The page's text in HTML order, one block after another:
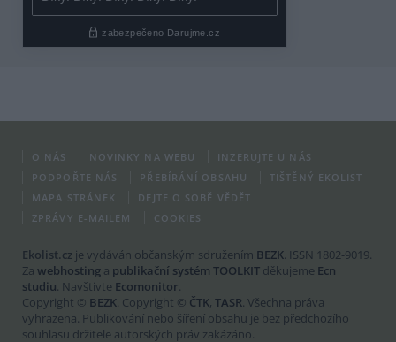
O NÁS NOVINKY NA WEBU
INZERUJTE U NÁS
PODPOŘTE NÁS
PŘEBÍRÁNÍ OBSAHU
TIŠTĚNÝ EKOLIST
MAPA STRÁNEK
DEJTE O SOBĚ VĚDĚT
ZPRÁVY E-MAILEM
COOKIES
Ekolist.cz je vydáván občanským sdružením BEZK. ISSN 1802-9019.
Za webhosting a publikační systém TOOLKIT děkujeme Ecn
studiu. Navštivte Ecomonitor.
Copyright © BEZK. Copyright © ČTK, TASR. Všechna práva
vyhrazena. Publikování nebo šíření obsahu je bez předchozího
souhlasu držitele autorských práv zakázáno.